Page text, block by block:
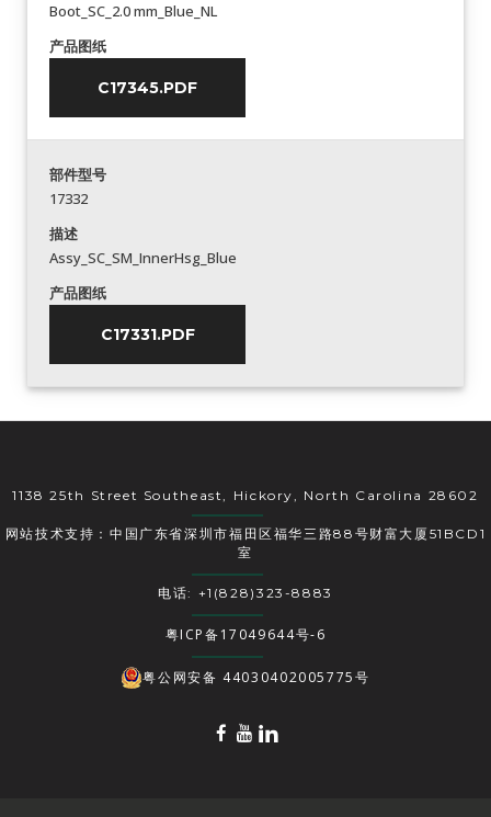
Boot_SC_2.0 mm_Blue_NL
产品图纸
C17345.PDF
部件型号
17332
描述
Assy_SC_SM_InnerHsg_Blue
产品图纸
C17331.PDF
1138 25th Street Southeast, Hickory, North Carolina 28602
网站技术支持：中国广东省深圳市福田区福华三路88号财富大厦51BCD1
室
电话: +1(828)323-8883
粤ICP备17049644号-6
粤公网安备 44030402005775号